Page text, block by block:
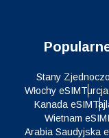
Stany
Włochy eSIM
Kanada eSIM
Wietnam eSIM
Arabia Saudyjska